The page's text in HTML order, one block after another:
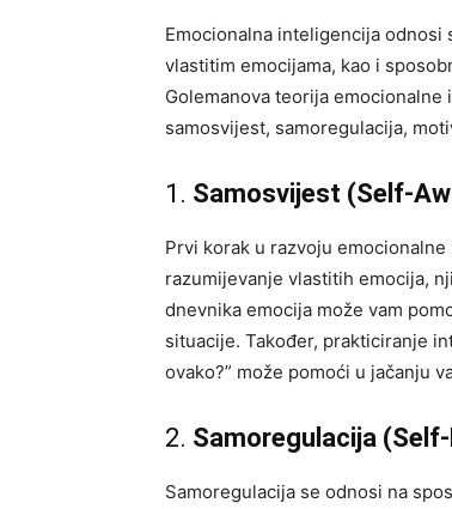
Emocionalna inteligencija odnosi
vlastitim emocijama, kao i
Golemanova teorija
samosvijest, samoregulacija,
1. Samosvijest (Self-
Prvi korak u razvoju
razumijevanje vlastitih emocija,
dnevnika emocija može vam
situacije. Također, prakticiranje
ovako?” može pomoći u jačanju
2. Samoregulacija
Samoregulacija se odnosi na